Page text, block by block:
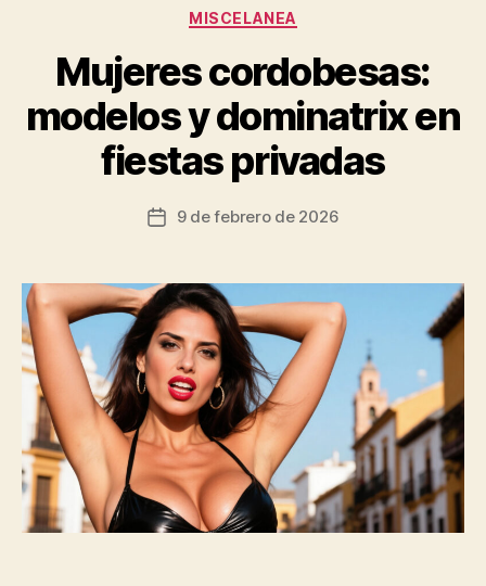
Categorías
MISCELANEA
Mujeres cordobesas:
modelos y dominatrix en
fiestas privadas
Fecha
entrada
9 de febrero de 2026